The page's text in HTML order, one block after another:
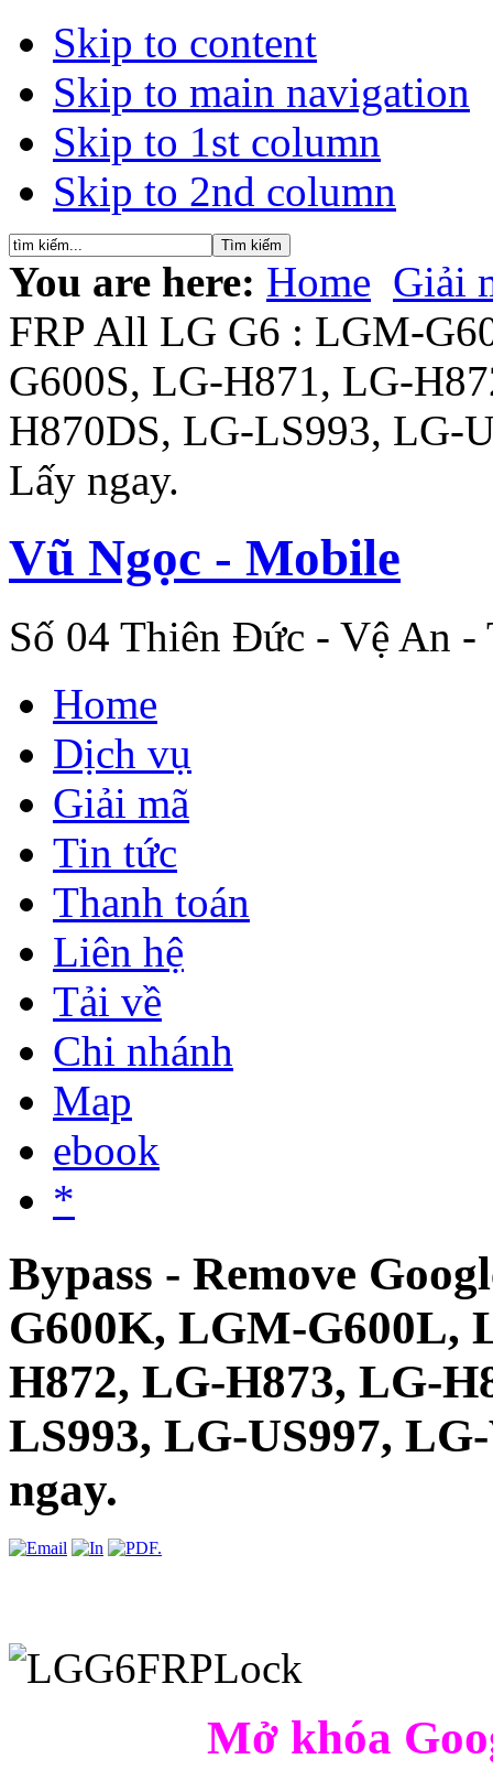
Skip to content
Skip to main navigation
Skip to 1st column
Skip to 2nd column
You are here: Home Giải
FRP All LG G6 : LGM-
G600S, LG-H871, LG-
H870DS, LG-LS993, LG-
Lấy ngay.
Vũ Ngọc - Mobile
Số 04 Thiên Đức - Vệ An
Home
Dịch vụ
Giải mã
Tin tức
Thanh toán
Liên hệ
Tải về
Chi nhánh
Map
ebook
*
Bypass - Remove
G600K, LGM-G600L,
H872, LG-H873, LG-
LS993, LG-US997,
ngay.
Mở khóa